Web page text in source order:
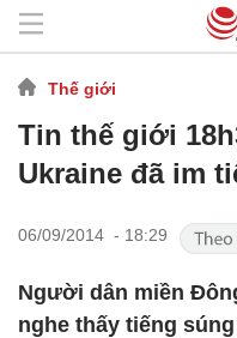
Thế giới
Tin thế giới
Ukraine đã im
06/09/2014 - 18:29
Người dân miền
nghe thấy tiếng